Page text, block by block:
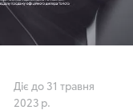
Діє до 31 травня
2023 р.